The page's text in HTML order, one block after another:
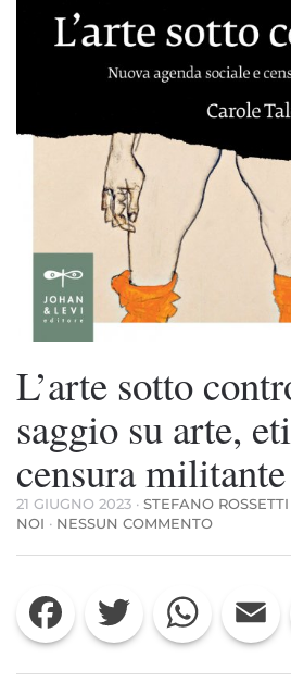
L’arte sotto
saggio su arte,
censura militante
21 GIUGNO 2023 · STEFANO ROSSETTI
NOI · NESSUN COMMENTOSU
SOTTO
SAGGIO
SU
ETICA
Facebook Twitter WhatsApp